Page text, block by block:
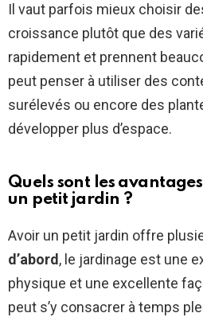
Il vaut parfois mieux choisir
croissance plutôt que des
rapidement et prennent
peut penser à utiliser des
surélevés ou encore des
développer plus d’espace.
Quels sont les
un petit jardin ?
Avoir un petit jardin offre
d’abord, le jardinage est une
physique et une excellente
peut s’y consacrer à temps